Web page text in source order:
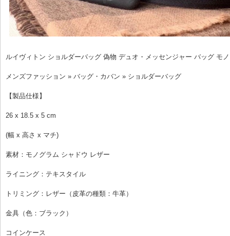
ルイヴィトン ショルダーバッグ 偽物 デュオ・メッセンジャー バッグ モ
メンズファッション » バッグ・カバン » ショルダーバッグ
【製品仕様】
26 x 18.5 x 5 cm
(幅 x 高さ x マチ)
素材：モノグラム シャドウ レザー
ライニング：テキスタイル
トリミング：レザー（皮革の種類：牛革）
金具（色：ブラック）
コインケース